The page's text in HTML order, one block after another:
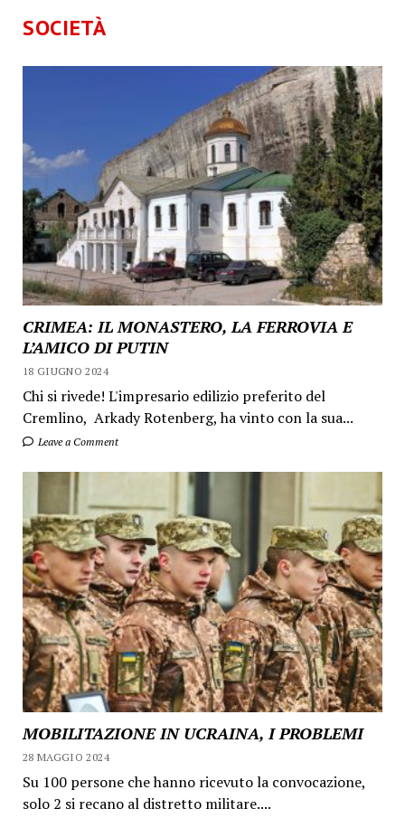
SOCIETÀ
CRIMEA: IL MONASTERO, LA FERROVIA E
L’AMICO DI PUTIN
18 GIUGNO 2024
Chi si rivede! L'impresario edilizio preferito del
Cremlino, Arkady Rotenberg, ha vinto con la sua...
Leave a Comment
MOBILITAZIONE IN UCRAINA, I PROBLEMI
28 MAGGIO 2024
Su 100 persone che hanno ricevuto la convocazione,
solo 2 si recano al distretto militare....